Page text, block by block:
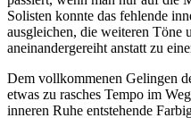
Solisten konnte das fehlende
ausgleichen, die weiteren Töne
aneinandergereiht anstatt zu
Dem vollkommenen Gelingen
etwas zu rasches Tempo im
inneren Ruhe entstehende